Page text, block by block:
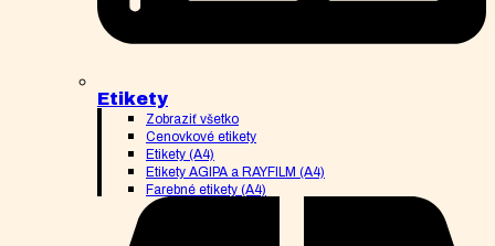
Etikety
Zobraziť všetko
Cenovkové etikety
Etikety (A4)
Etikety AGIPA a RAYFILM (A4)
Farebné etikety (A4)